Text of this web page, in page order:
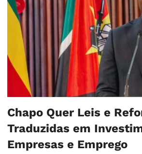
Chapo Quer Leis e
Traduzidas em
Empresas e Emprego